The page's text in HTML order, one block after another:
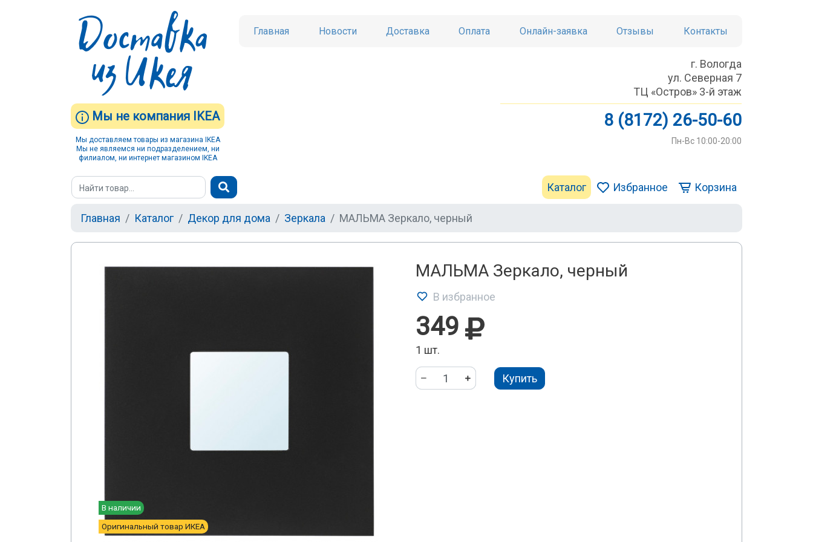
Мы не компания IKEA
Мы доставляем товары из магазина IKEA
Мы не являемся ни подразделением, ни
филиалом, ни интернет магазином IKEA
Главная Новости Доставка Оплата Онлайн-заявка Отзывы Контакты
г. Вологда
ул. Северная 7
ТЦ «Остров» 3-й этаж
8 (8172) 26-50-60
Пн-Вс 10:00-20:00
Каталог Избранное Корзина
Главная Каталог Декор для дома Зеркала МАЛЬМА Зеркало, черный
В наличии
Оригинальный товар ИКЕА
МАЛЬМА Зеркало, черный
В избранное
349
1 шт.
Купить